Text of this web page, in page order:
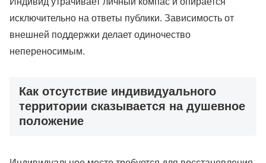
исключительно на ответы публики. Зависимость от
внешней поддержки делает одиночество
непереносимым.
Как отсутствие индивидуального
территории сказывается на душевное
положение